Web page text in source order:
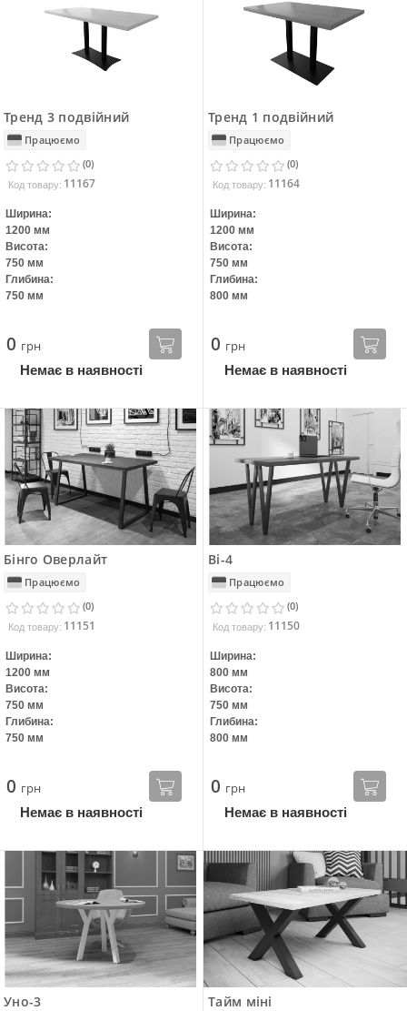
Тренд 3 подвійний
Працюємо
(0)
Код товару: 11167
Ширина:
1200 мм
Висота:
750 мм
Глибина:
750 мм
0 грн
Немає в наявності
Тренд 1 подвійний
Працюємо
(0)
Код товару: 11164
Ширина:
1200 мм
Висота:
750 мм
Глибина:
800 мм
0 грн
Немає в наявності
Бінго Оверлайт
Працюємо
(0)
Код товару: 11151
Ширина:
1200 мм
Висота:
750 мм
Глибина:
750 мм
0 грн
Немає в наявності
Ві-4
Працюємо
(0)
Код товару: 11150
Ширина:
800 мм
Висота:
750 мм
Глибина:
800 мм
0 грн
Немає в наявності
Уно-3 Тайм міні